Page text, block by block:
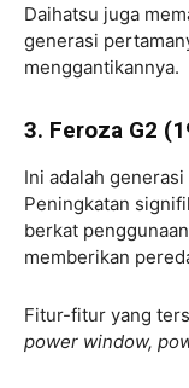
Daihatsu juga
generasi
menggantikannya.
3. Feroza G2
Ini adalah
Peningkatan
berkat penggunaan
memberikan
Fitur-fitur yang
power window,